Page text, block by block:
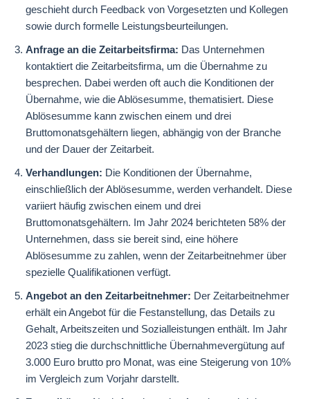
geschieht durch Feedback von Vorgesetzten und Kollegen
sowie durch formelle Leistungsbeurteilungen.
Anfrage an die Zeitarbeitsfirma: Das Unternehmen
kontaktiert die Zeitarbeitsfirma, um die Übernahme zu
besprechen. Dabei werden oft auch die Konditionen der
Übernahme, wie die Ablösesumme, thematisiert. Diese
Ablösesumme kann zwischen einem und drei
Bruttomonatsgehältern liegen, abhängig von der Branche
und der Dauer der Zeitarbeit.
Verhandlungen: Die Konditionen der Übernahme,
einschließlich der Ablösesumme, werden verhandelt. Diese
variiert häufig zwischen einem und drei
Bruttomonatsgehältern. Im Jahr 2024 berichteten 58% der
Unternehmen, dass sie bereit sind, eine höhere
Ablösesumme zu zahlen, wenn der Zeitarbeitnehmer über
spezielle Qualifikationen verfügt.
Angebot an den Zeitarbeitnehmer: Der Zeitarbeitnehmer
erhält ein Angebot für die Festanstellung, das Details zu
Gehalt, Arbeitszeiten und Sozialleistungen enthält. Im Jahr
2023 stieg die durchschnittliche Übernahmevergütung auf
3.000 Euro brutto pro Monat, was eine Steigerung von 10%
im Vergleich zum Vorjahr darstellt.